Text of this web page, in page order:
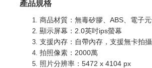
產品規格
商品材質：無毒矽膠、ABS、電子
顯示屏幕：2.0英吋ips螢幕
支援內存：自帶內存，支援無卡拍攝
拍照像素：2000萬
照片分辨率：5472 x 4104 px